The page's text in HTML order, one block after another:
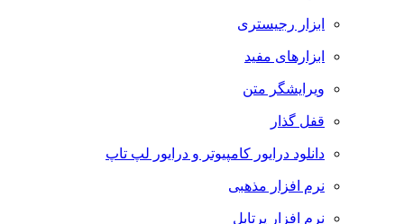
ابزار رجیستری
ابزارهای مفید
ویرایشگر متن
قفل گذار
دانلود درایور کامپیوتر و درایور لپ تاپ
نرم افزار مذهبی
نرم افزار پرتابل